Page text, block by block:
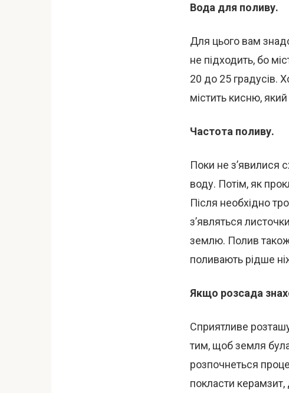
Вода для поливу.
Для цього вам
не підходить, бо
20 до 25 градусів.
містить кисню,
Частота поливу.
Поки не з’явилися
воду. Потім, як
Після необхідно
з’являться
землю. Полив також
поливають рідше
Якщо розсада
Сприятливе
тим, щоб земля
розпочнеться
покласти керамзит,